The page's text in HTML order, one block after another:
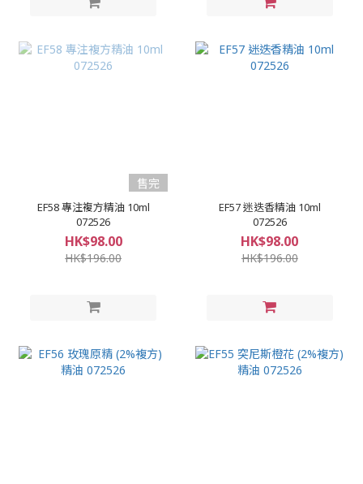
售完
EF58 專注複方精油 10ml
072526
HK$98.00
HK$196.00
EF57 迷迭香精油 10ml
072526
HK$98.00
HK$196.00